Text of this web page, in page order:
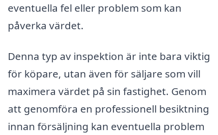
eventuella fel eller problem som kan
påverka värdet.
Denna typ av inspektion är inte bara viktig
för köpare, utan även för säljare som vill
maximera värdet på sin fastighet. Genom
att genomföra en professionell besiktning
innan försäljning kan eventuella problem